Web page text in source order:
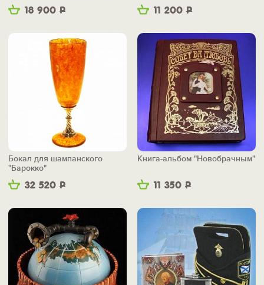
18 900 Р
11 200 Р
32 520 Р
Бокал для шампанского
"Барокко"
11 350 Р
Книга-альбом "Новобрачным"